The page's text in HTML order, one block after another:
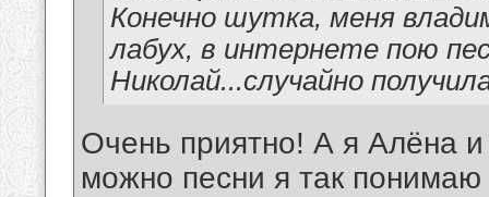
Конечно шутка, меня
лабух, в интернете пою
Николай...случайно
Очень приятно! А я Алёна и
можно песни я так